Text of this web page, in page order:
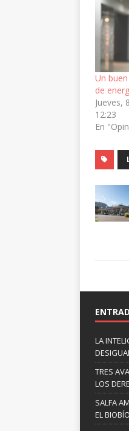
Un
de
Jueves,
12:23
En
LA
TRES
LOS
SALFA
EL BIOBÍO